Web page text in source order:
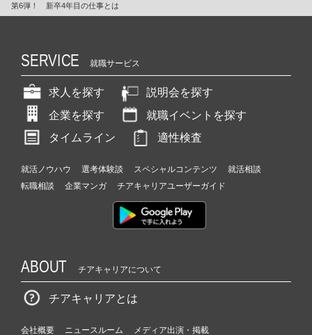
第6弾！ 新卒4年目の仕事とは
SERVICE 就職サービス
求人を探す
説明会を探す
企業を探す
就職イベントを探す
タイムライン
適性検査
就活ノウハウ 選考体験談 スペシャルコンテンツ
就活相談
転職相談
企業マンガ チアキャリアユーザーガイド
ABOUT チアキャリアについて
チアキャリアとは
会社概要 ニュースルーム
メディア出演・掲載